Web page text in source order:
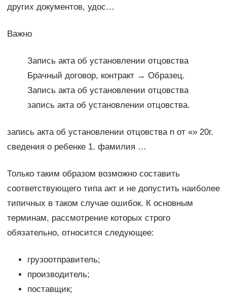
других документов, удос…
Важно
Запись акта об установлении отцовства
Брачный договор, контракт → Образец.
Запись акта об установлении отцовства
запись акта об установлении отцовства.
запись акта об установлении отцовства n от «» 20г.
сведения о ребенке 1. фамилия …
Только таким образом возможно составить
соответствующего типа акт и не допустить наиболее
типичных в таком случае ошибок. К основным
терминам, рассмотрение которых строго
обязательно, относится следующее:
грузоотправитель;
производитель;
поставщик;